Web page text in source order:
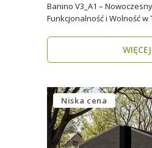
Banino V3_A1 –
Funkcjonalność i Wolność w
WIĘCEJ
Niska cena